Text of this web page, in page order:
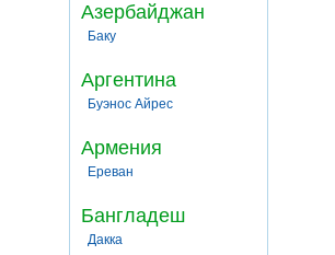
Азербайджан
Баку
Аргентина
Буэнос Айрес
Армения
Ереван
Бангладеш
Дакка